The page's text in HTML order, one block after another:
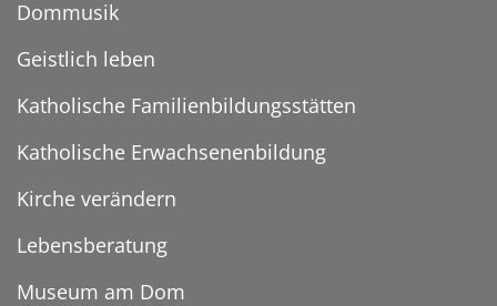
Dommusik
Geistlich leben
Katholische Familienbildungsstätten
Katholische Erwachsenenbildung
Kirche verändern
Lebensberatung
Museum am Dom